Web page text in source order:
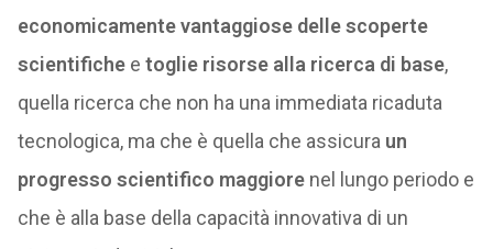
economicamente vantaggiose delle scoperte
scientifichee toglie risorse alla ricerca di base,
quella ricerca che non ha una immediata ricaduta
tecnologica, ma che è quella che assicura un
progresso scientifico maggiorenel lungo periodo e
che è alla base della capacità innovativa di un